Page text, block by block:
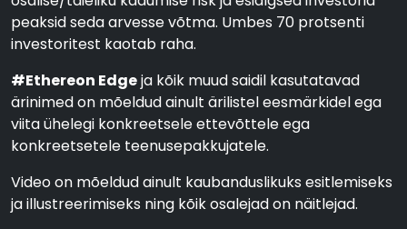
peaksid seda arvesse võtma. Umbes 70 protsenti
investoritest kaotab raha.
#Ethereon Edgeja kõik muud saidil kasutatavad
ärinimed on mõeldud ainult ärilistel eesmärkidel ega
viita ühelegi konkreetsele ettevõttele ega
konkreetsetele teenusepakkujatele.
Video on mõeldud ainult kaubanduslikuks esitlemiseks
ja illustreerimiseks ning kõik osalejad on näitlejad.